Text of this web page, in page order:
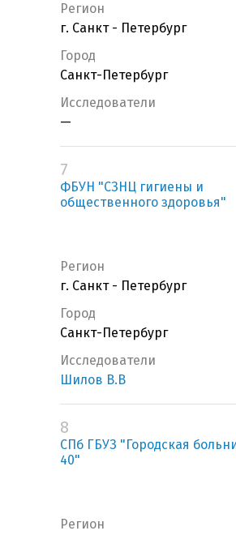
Регион
г. Санкт - Петербург
Город
Санкт-Петербург
Исследователи
—
7
ФБУН "СЗНЦ гигиены и
общественного здоровья"
Регион
г. Санкт - Петербург
Город
Санкт-Петербург
Исследователи
Шилов В.В
8
СПб ГБУЗ "Городская
40"
Регион